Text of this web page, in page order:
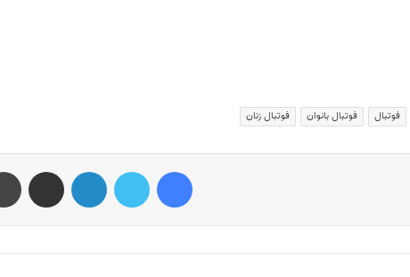
فوتبال فوتبال بانوان فوتبال زنان